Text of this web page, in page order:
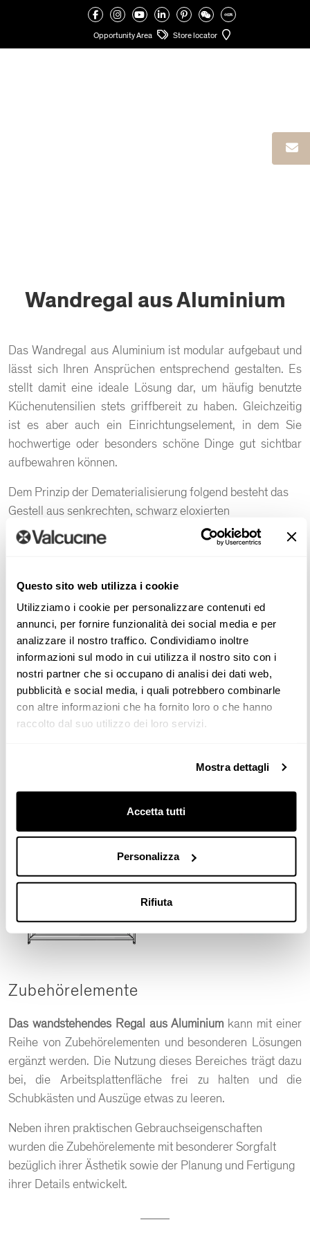
Questo sito web utilizza i cookie
Utilizziamo i cookie per personalizzare contenuti ed
annunci, per fornire funzionalità dei social media e per
analizzare il nostro traffico. Condividiamo inoltre
informazioni sul modo in cui utilizza il nostro sito con i
nostri partner che si occupano di analisi dei dati web,
pubblicità e social media, i quali potrebbero combinarle
con altre informazioni che ha fornito loro o che hanno
raccolto dal suo utilizzo dei loro servizi.
Mostra dettagli
Accetta tutti
Personalizza
Rifiuta
Opportunity Area Store locator
SPEZIALELEMENTE > WANDREGALE >
WANDREGAL AUS ALUMINIUM
Wandregal aus Aluminium
Das Wandregal aus Aluminium ist modular aufgebaut und
lässt sich Ihren Ansprüchen entsprechend gestalten. Es
stellt damit eine ideale Lösung dar, um häufig benutzte
Küchenutensilien stets griffbereit zu haben. Gleichzeitig
ist es aber auch ein Einrichtungselement, in dem Sie
hochwertige oder besonders schöne Dinge gut sichtbar
aufbewahren können.
Dem Prinzip der Dematerialisierung folgend besteht das
Gestell aus senkrechten, schwarz eloxierten
Aluminiumstreben, kombiniert mit eleganten Fachböden
aus glänzendem Vitrum Velato in grau schattierter
Raum eine eindrucksvolle Präsenz verleiht.
Ergänzt werden kann das Regal mit einer beleuchteten
Rückwand oder mit Innenausstattungselementen für eine
optimale Organisation des Platzes.
Zubehörelemente
Das wandstehendes Regal aus Aluminium kann mit einer
Reihe von Zubehörelementen und besonderen Lösungen
ergänzt werden. Die Nutzung dieses Bereiches trägt dazu
bei, die Arbeitsplattenfläche frei zu halten und die
Schubkästen und Auszüge etwas zu leeren.
Neben ihren praktischen Gebrauchseigenschaften
wurden die Zubehörelemente mit besonderer Sorgfalt
bezüglich ihrer Ästhetik sowie der Planung und Fertigung
ihrer Details entwickelt.